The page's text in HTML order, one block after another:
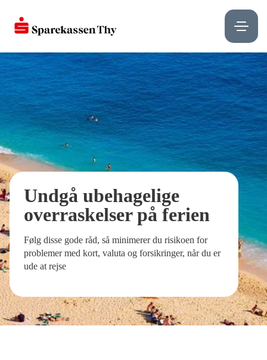
Undgå ubehagelige
overraskelser på ferien
Følg disse gode råd, så minimerer du risikoen for
problemer med kort, valuta og forsikringer, når du er
ude at rejse